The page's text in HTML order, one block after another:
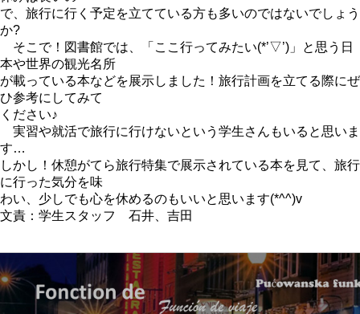
で、旅行に行く予定を立てている方も多いのではないでしょう
か?
そこで！図書館では、「ここ行ってみたい(*’▽’)」と思う日
本や世界の観光名所
が載っている本などを展示しました！旅行計画を立てる際にぜ
ひ参考にしてみて
ください♪
実習や就活で旅行に行けないという学生さんもいると思いま
す…
しかし！休憩がてら旅行特集で展示されている本を見て、旅行
に行った気分を味
わい、少しでも心を休めるのもいいと思います(*^^)v
文責：学生スタッフ 石井、吉田